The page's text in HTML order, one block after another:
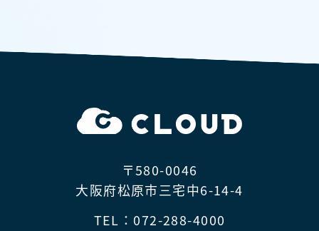
〒580-0046
大阪府松原市三宅中6-14-4
TEL：072-288-4000